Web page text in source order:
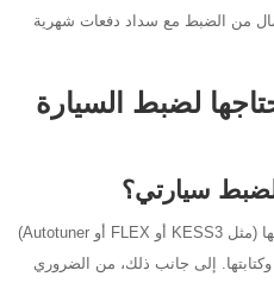
من الضبط مع سداد دفعات شهرية
لضبط السيارة
لضبط سيارتي؟
للبدء، ستحتاج إلى أداة اتصال موثوق بها (مثل KESS3 أو FLEX أو Autotuner)
وكتابتها. إلى جانب ذلك، من الضروري